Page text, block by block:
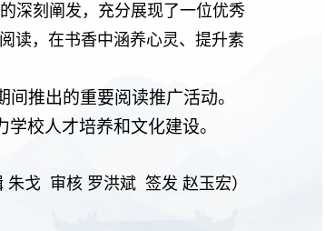
深刻阐发，充分展现了一位优秀
读，在书香中涵养心灵、提升素
间推出的重要阅读推广活动。
校人才培养和文化建设。
朱戈 审核 罗洪斌 签发 赵玉宏）